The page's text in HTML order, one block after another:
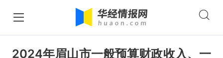
2024年眉山市一般预算财政收入、一